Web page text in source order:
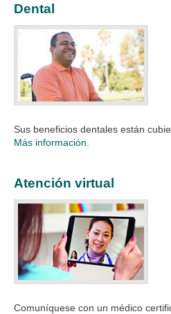
Dental
Sus beneficios dentales están
Más información.
Atención virtual
Comuníquese con un médico